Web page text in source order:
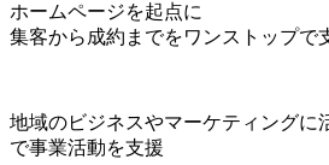
ホームページを起点に
集客から成約までをワンストップで
地域のビジネスやマーケティングに
で事業活動を支援